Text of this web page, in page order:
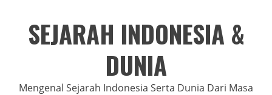
contentSEJARAH INDONESIA &
DUNIA
Mengenal Sejarah Indonesia Serta Dunia Dari Masa